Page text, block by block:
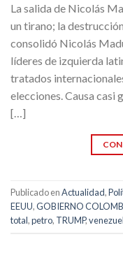
La salida de Nicolás
un tirano; la
consolidó Nicolás
líderes de izquierda
tratados
elecciones. Causa casi
[…]
Publicado enActualidad,
EEUU,GOBIERNO
total,petro, TRUMP,